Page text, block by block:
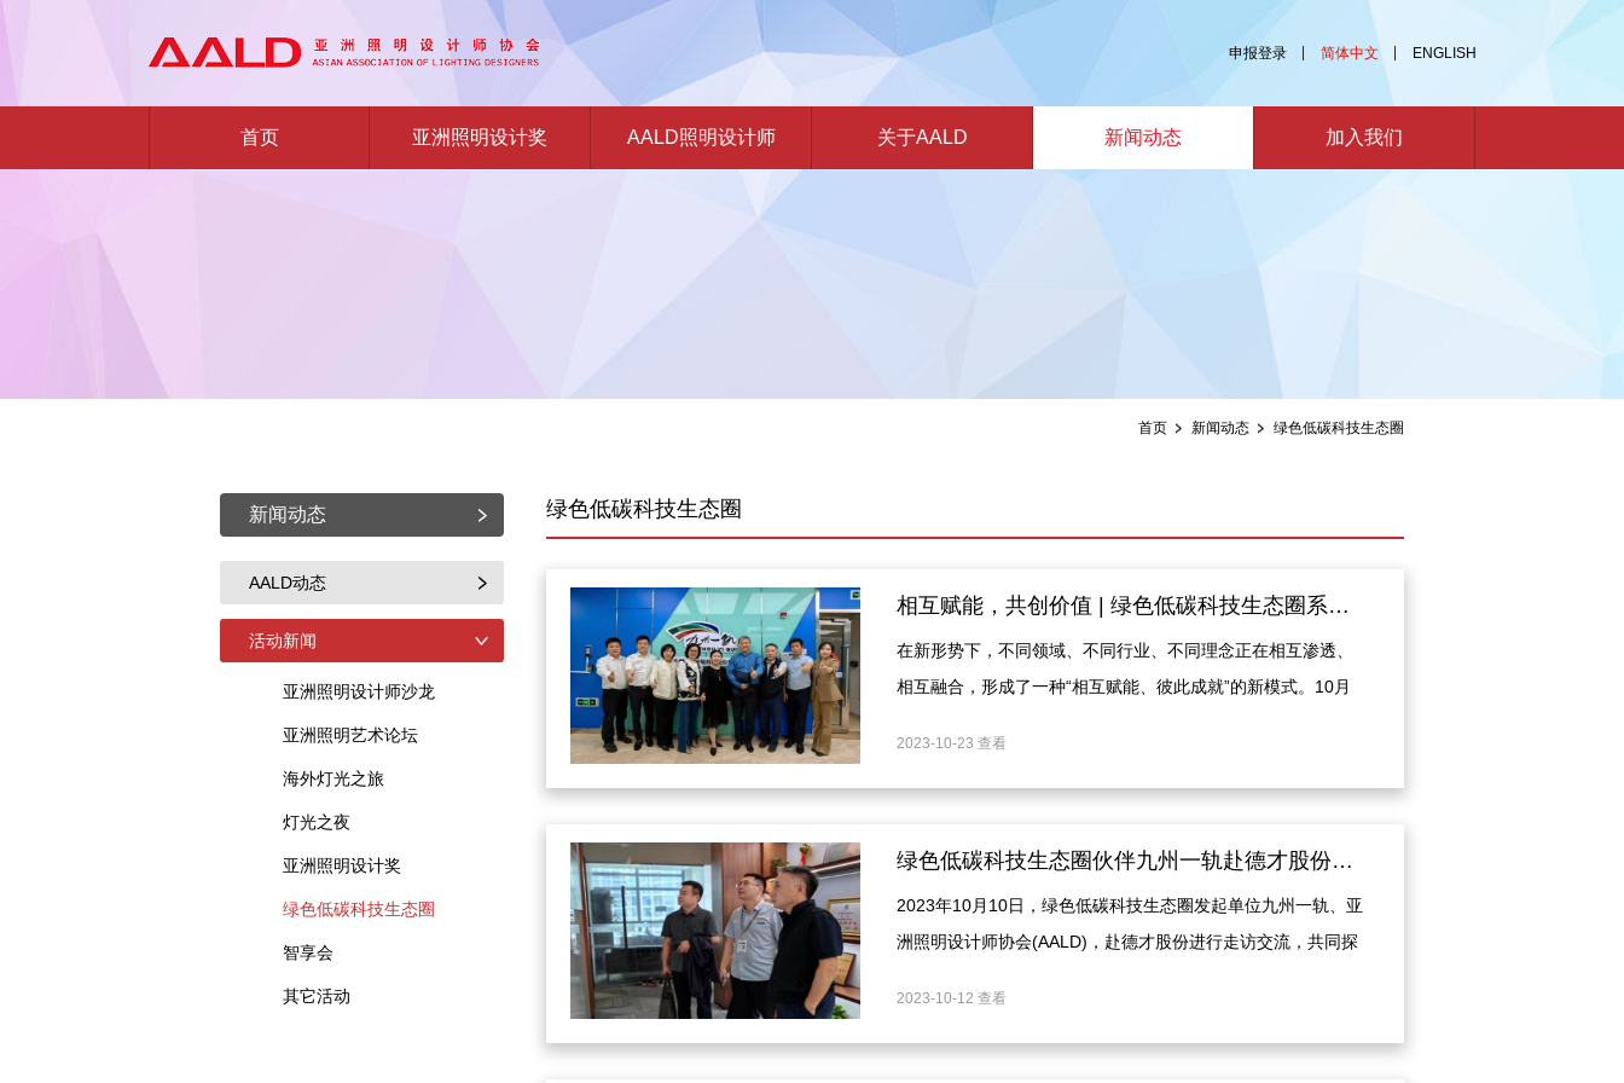
申报登录 简体中文 ENGLISH
首页 亚洲照明设计奖 AALD照明设计师 关于AALD 新闻动态 加入我们
首页 新闻动态 绿色低碳科技生态圈
新闻动态
AALD动态
活动新闻
亚洲照明设计师沙龙
亚洲照明艺术论坛
海外灯光之旅
灯光之夜
亚洲照明设计奖
绿色低碳科技生态圈
智享会
其它活动
绿色低碳科技生态圈
相互赋能，共创价值 | 绿色低碳科技生态圈系列活动-北京站成功举办
在新形势下，不同领域、不同行业、不同理念正在相互渗透、
相互融合，形成了一种“相互赋能、彼此成就”的新模式。10月
2023-10-23 查看
绿色低碳科技生态圈伙伴九州一轨赴德才股份参观交流
2023年10月10日，绿色低碳科技生态圈发起单位九州一轨、亚
洲照明设计师协会(AALD)，赴德才股份进行走访交流，共同探
2023-10-12 查看